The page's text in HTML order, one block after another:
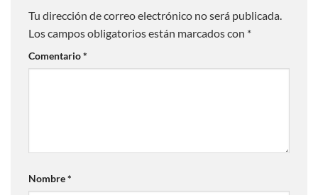
Tu dirección de correo electrónico no será publicada.
Los campos obligatorios están marcados con *
Comentario*
Nombre*